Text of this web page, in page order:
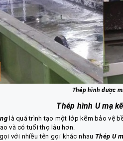
Thép hình được
Thép hình U mạ
là quá trình tạo một lớp kẽm bảo vệ
và có tuổi thọ lâu hơn.
với nhiều tên gọi khác nhau Thép U